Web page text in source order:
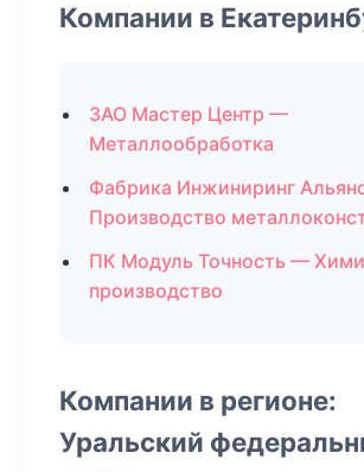
Компании в
ЗАО Мастер Центр —
Металлообработка
Фабрика Инжиниринг
Производство
ПК Модуль Точность —
производство
Компании в регионе:
Уральский